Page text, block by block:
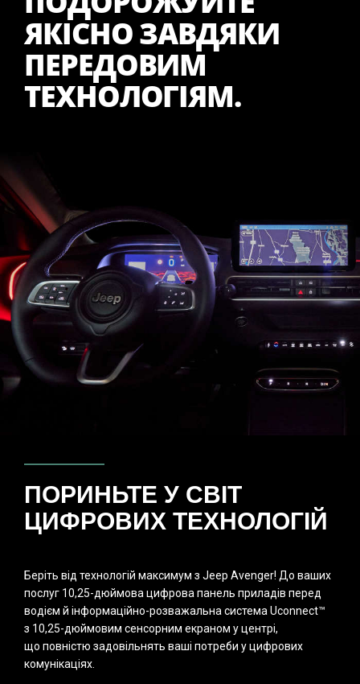
ЯКІСНО ЗАВДЯКИ
ПЕРЕДОВИМ
ТЕХНОЛОГІЯМ.
ПОРИНЬТЕ У СВІТ
ЦИФРОВИХ ТЕХНОЛОГІЙ
Беріть від технологій максимум з Jeep Avenger! До ваших
послуг 10,25-дюймова цифрова панель приладів перед
водієм й інформаційно-розважальна система Uconnect™
з 10,25-дюймовим сенсорним екраном у центрі,
що повністю задовільнять ваші потреби у цифрових
комунікаціях.